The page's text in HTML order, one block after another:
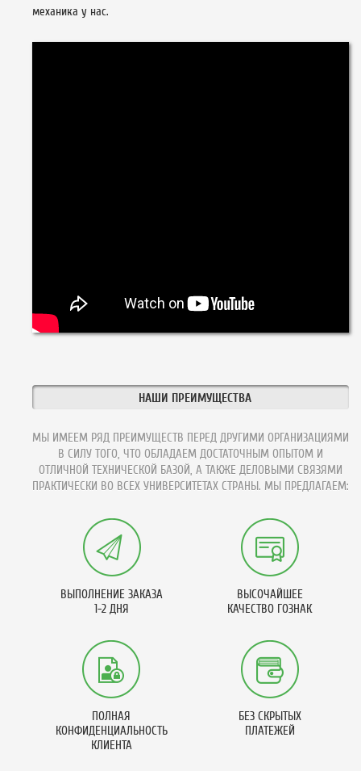
механика у нас.
НАШИ ПРЕИМУЩЕСТВА
МЫ ИМЕЕМ РЯД ПРЕИМУЩЕСТВ ПЕРЕД ДРУГИМИ ОРГАНИЗАЦИЯМИ
В СИЛУ ТОГО, ЧТО ОБЛАДАЕМ ДОСТАТОЧНЫМ ОПЫТОМ И
ОТЛИЧНОЙ ТЕХНИЧЕСКОЙ БАЗОЙ, А ТАКЖЕ ДЕЛОВЫМИ СВЯЗЯМИ
ПРАКТИЧЕСКИ ВО ВСЕХ УНИВЕРСИТЕТАХ СТРАНЫ. МЫ ПРЕДЛАГАЕМ:
ВЫПОЛНЕНИЕ ЗАКАЗА
1-2 ДНЯ
ВЫСОЧАЙШЕЕ
КАЧЕСТВО ГОЗНАК
ПОЛНАЯ
КОНФИДЕНЦИАЛЬНОСТЬ
КЛИЕНТА
БЕЗ СКРЫТЫХ
ПЛАТЕЖЕЙ